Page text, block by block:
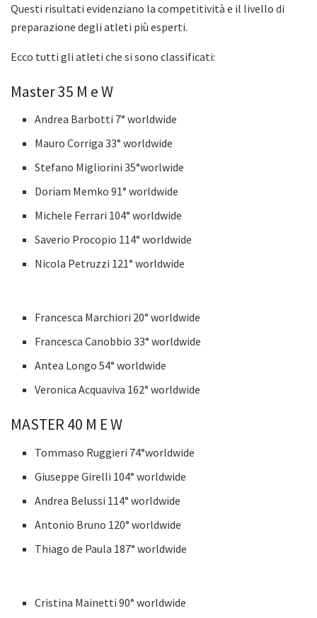
Questi risultati evidenziano la competitività e il livello di
preparazione degli atleti più esperti.
Ecco tutti gli atleti che si sono classificati:
Master 35 M e W
Andrea Barbotti 7° worldwide
Mauro Corriga 33° worldwide
Stefano Migliorini 35°worlwide
Doriam Memko 91° worldwide
Michele Ferrari 104° worldwide
Saverio Procopio 114° worldwide
Nicola Petruzzi 121° worldwide
Francesca Marchiori 20° worldwide
Francesca Canobbio 33° worldwide
Antea Longo 54° worldwide
Veronica Acquaviva 162° worldwide
MASTER 40 M E W
Tommaso Ruggieri 74°worldwide
Giuseppe Girelli 104° worldwide
Andrea Belussi 114° worldwide
Antonio Bruno 120° worldwide
Thiago de Paula 187° worldwide
Cristina Mainetti 90° worldwide